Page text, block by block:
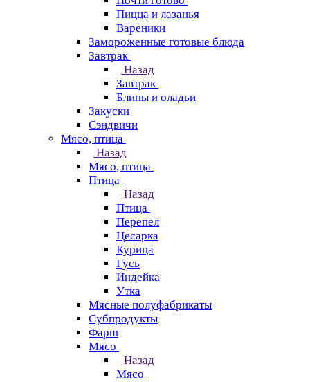
Пицца и лазанья
Вареники
Замороженные готовые блюда
Завтрак
Назад
Завтрак
Блины и оладьи
Закуски
Сэндвичи
Мясо, птица
Назад
Мясо, птица
Птица
Назад
Птица
Перепел
Цесарка
Курица
Гусь
Индейка
Утка
Мясные полуфабрикаты
Субпродукты
Фарш
Мясо
Назад
Мясо